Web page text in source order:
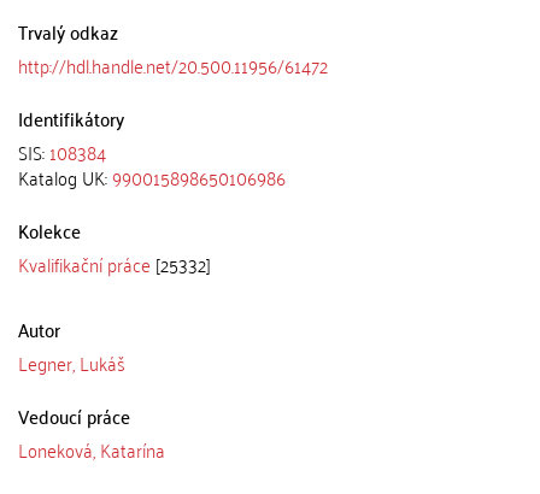
Trvalý odkaz
http://hdl.handle.net/20.500.11956/61472
Identifikátory
SIS:108384
Katalog UK:990015898650106986
Kolekce
Kvalifikační práce [25332]
Autor
Legner, Lukáš
Vedoucí práce
Loneková, Katarína